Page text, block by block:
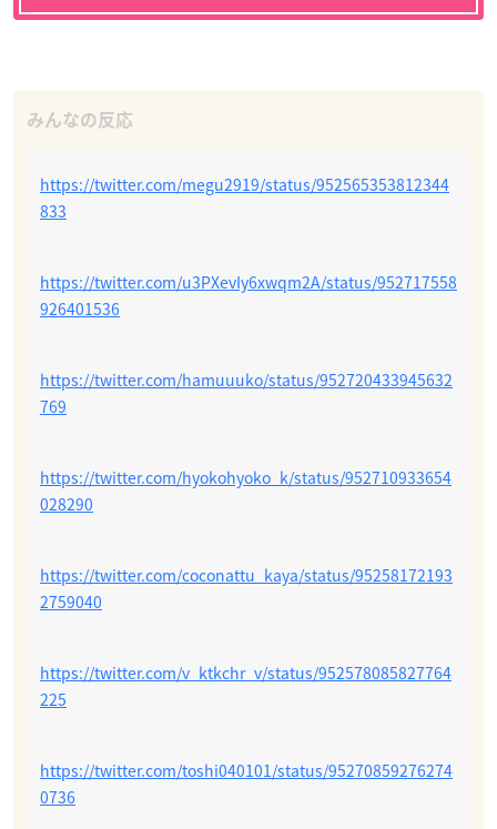
https://twitter.com/megu2919/status/952565353812344
833
https://twitter.com/u3PXevIy6xwqm2A/status/952717558
926401536
https://twitter.com/hamuuuko/status/952720433945632
769
https://twitter.com/hyokohyoko_k/status/952710933654
028290
https://twitter.com/coconattu_kaya/status/95258172193
2759040
https://twitter.com/v_ktkchr_v/status/952578085827764
225
https://twitter.com/toshi040101/status/95270859276274
0736